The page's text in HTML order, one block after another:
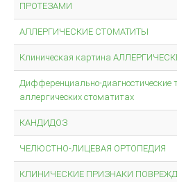
ПРОТЕЗАМИ
АЛЛЕРГИЧЕСКИЕ СТОМАТИТЫ
Клиническая картина
Дифференциально-диагностические
аллергических стоматитах
КАНДИДОЗ
ЧЕЛЮСТНО-ЛИЦЕВАЯ ОРТОПЕДИЯ
КЛИНИЧЕСКИЕ ПРИЗНАКИ